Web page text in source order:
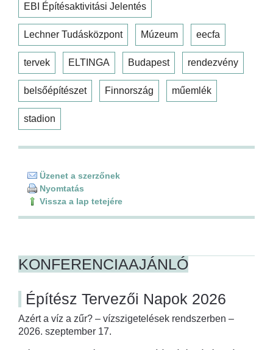
EBI Építésaktivitási Jelentés
Lechner Tudásközpont Múzeum eecfa
tervek ELTINGA Budapest rendezvény
belsőépítészet Finnország műemlék
stadion
Üzenet a szerzőnek
Nyomtatás
Vissza a lap tetejére
KONFERENCIAAJÁNLÓ
Építész Tervezői Napok 2026
Azért a víz a zűr? – vízszigetelések rendszerben –
2026. szeptember 17.